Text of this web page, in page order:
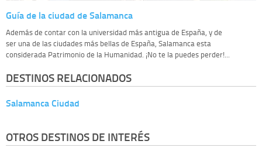
Guía de la ciudad de Salamanca
Además de contar con la universidad más antigua de España, y de
ser una de las ciudades más bellas de España, Salamanca esta
considerada Patrimonio de la Humanidad. ¡No te la puedes perder!...
DESTINOS RELACIONADOS
Salamanca Ciudad
OTROS DESTINOS DE INTERÉS